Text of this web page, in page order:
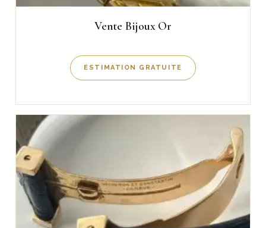
Vente Bijoux Or
ESTIMATION GRATUITE